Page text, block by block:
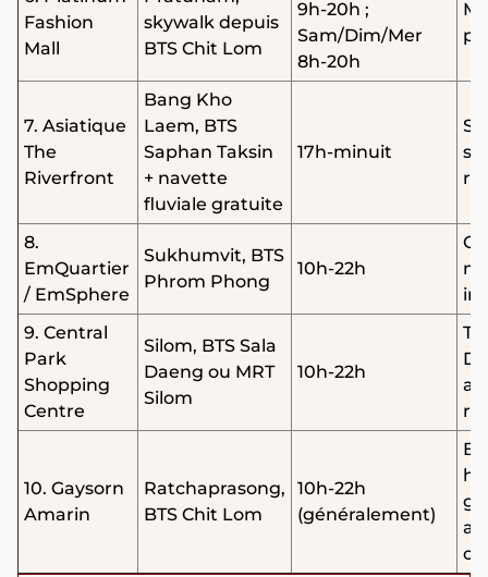
Fashion
Mall
skywalk depuis
BTS Chit Lom
9h-20h ;
Sam/Dim/Mer
8h-20h
7. Asiatique
The
Riverfront
Bang Kho
Laem, BTS
Saphan Taksin
+ navette
fluviale gratuite
17h-minuit
8.
EmQuartier
/ EmSphere
Sukhumvit, BTS
Phrom Phong
10h-22h
9. Central
Park
Shopping
Centre
Silom, BTS Sala
Daeng ou MRT
Silom
10h-22h
10. Gaysorn
Amarin
Ratchaprasong,
BTS Chit Lom
10h-22h
(généralement)